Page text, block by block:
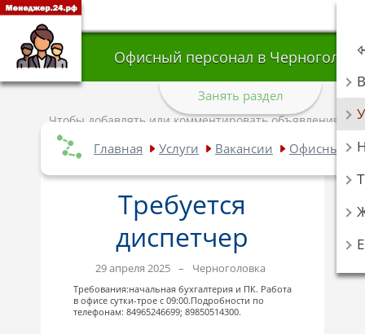
Главная Услуги Вакансии Офисный
Офисный персонал в
Занять раздел
Чтобы добавлять или комментировать объявления,
авторизуйтесь
Требуется
диспетчер
29 апреля 2025 – Черноголовка
Требования:начальная бухгалтерия и ПК. Работа
в офисе сутки-трое с 09:00.Подробности по
телефонам: 84965246699; 89850514300.